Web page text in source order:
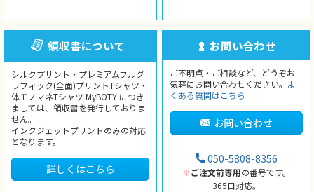
領収書について
シルクプリント・プレミアムフルグ
ラフィック(全面)プリントTシャツ・
体モノマネTシャツ MyBOTY につき
ましては、領収書を発行しておりま
せん。
インクジェットプリントのみの対応
となります。
詳しくはこちら
お問い合わせ
ご不明点・ご相談など、どうぞお
気軽にお問い合わせください。 よ
くある質問はこちら
お問い合わせ
050-5808-8356
※ご注文前専用の番号です。
365日対応。